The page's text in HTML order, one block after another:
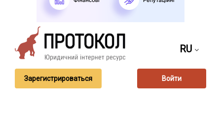
RU
Зарегистрироваться Войти